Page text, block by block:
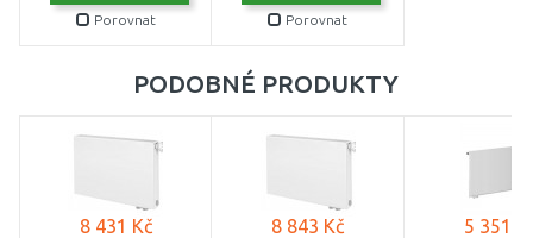
1800
Porovnat Porovnat
PODOBNÉ PRODUKTY
8 431 Kč 8 843 Kč 5 351